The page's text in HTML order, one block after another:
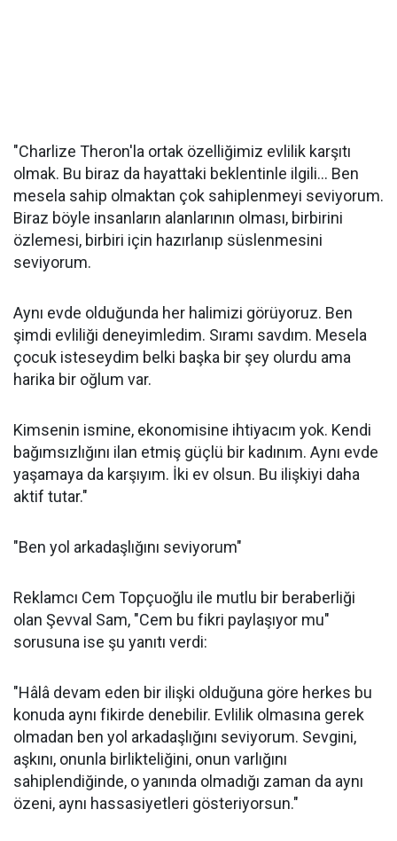
"Charlize Theron'la ortak özelliğimiz evlilik karşıtı
olmak. Bu biraz da hayattaki beklentinle ilgili... Ben
mesela sahip olmaktan çok sahiplenmeyi seviyorum.
Biraz böyle insanların alanlarının olması, birbirini
özlemesi, birbiri için hazırlanıp süslenmesini
seviyorum.
Aynı evde olduğunda her halimizi görüyoruz. Ben
şimdi evliliği deneyimledim. Sıramı savdım. Mesela
çocuk isteseydim belki başka bir şey olurdu ama
harika bir oğlum var.
Kimsenin ismine, ekonomisine ihtiyacım yok. Kendi
bağımsızlığını ilan etmiş güçlü bir kadınım. Aynı evde
yaşamaya da karşıyım. İki ev olsun. Bu ilişkiyi daha
aktif tutar."
"Ben yol arkadaşlığını seviyorum"
Reklamcı Cem Topçuoğlu ile mutlu bir beraberliği
olan Şevval Sam, "Cem bu fikri paylaşıyor mu"
sorusuna ise şu yanıtı verdi:
"Hâlâ devam eden bir ilişki olduğuna göre herkes bu
konuda aynı fikirde denebilir. Evlilik olmasına gerek
olmadan ben yol arkadaşlığını seviyorum. Sevgini,
aşkını, onunla birlikteliğini, onun varlığını
sahiplendiğinde, o yanında olmadığı zaman da aynı
özeni, aynı hassasiyetleri gösteriyorsun."